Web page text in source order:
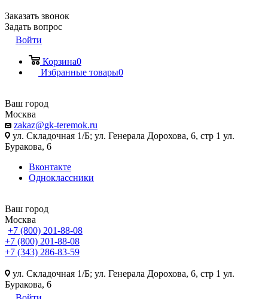
Заказать звонок
Задать вопрос
Войти
Корзина0
Избранные товары0
Ваш город
Москва
zakaz@gk-teremok.ru
ул. Складочная 1/Б; ул. Генерала Дорохова, 6, стр 1 ул.
Буракова, 6
Вконтакте
Одноклассники
Ваш город
Москва
+7 (800) 201-88-08
+7 (800) 201-88-08
+7 (343) 286-83-59
ул. Складочная 1/Б; ул. Генерала Дорохова, 6, стр 1 ул.
Буракова, 6